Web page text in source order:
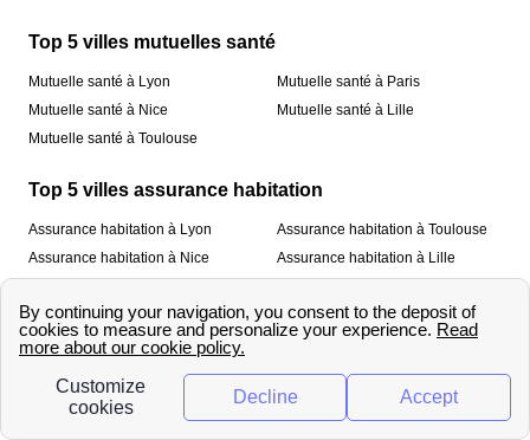
Top 5 villes mutuelles santé
Mutuelle santé à Lyon
Mutuelle santé à Nice
Mutuelle santé à Toulouse
Mutuelle santé à Paris
Mutuelle santé à Lille
Top 5 villes assurance habitation
Assurance habitation à Lyon
Assurance habitation à Nice
Assurance habitation à Toulouse
Assurance habitation à Lille
À propos
Qui sommes-nous ? Mentions légales